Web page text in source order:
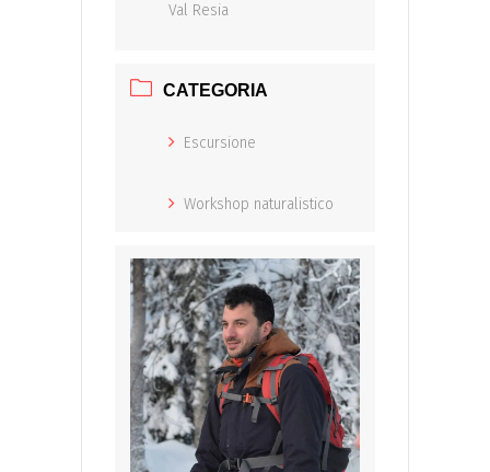
Val Resia
CATEGORIA
Escursione
Workshop naturalistico